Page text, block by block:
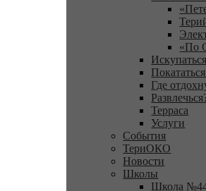
«По
Где
Терраса
Услуги
События
ТериОКО
Новости
Школы
Школа